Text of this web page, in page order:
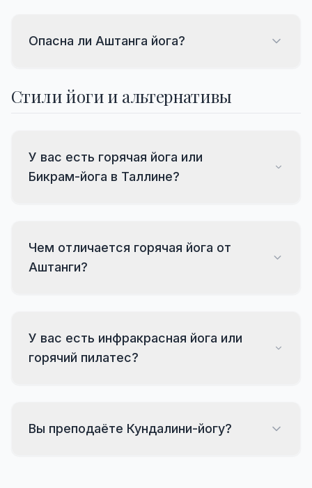
Опасна ли Аштанга йога?
Стили йоги и альтернативы
У вас есть горячая йога или
Бикрам-йога в Таллине?
Чем отличается горячая йога от
Аштанги?
У вас есть инфракрасная йога или
горячий пилатес?
Вы преподаёте Кундалини-йогу?